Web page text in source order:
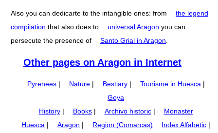
Also you can dedicarte to the intangible ones: from
the legend
compilation that also does to universal Aragon you can
persecute the presence of
Santo Grial in Aragon
Other pages on Aragon in Internet
Pyrenees| Nature| Bestiary| Tourisme in Huesca |
Goya
History| Books| Archivo historic|
Monaster
Huesca | Aragon | Region (Comarcas) Index Alfabetic |